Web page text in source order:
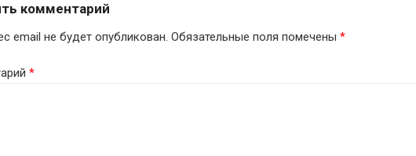
комментарий
email не будет опубликован. Обязательные поля помечены *
*